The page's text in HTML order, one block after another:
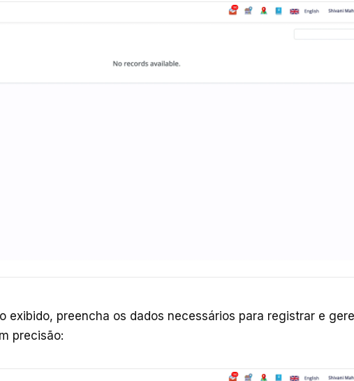
exibido, preencha os dados necessários para registrar e
precisão: